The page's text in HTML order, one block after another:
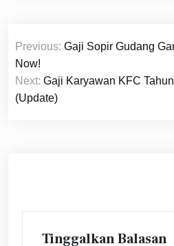
Navigasi
pos
Previous: Gaji Sopir Gudang
Now!
Next: Gaji Karyawan KFC
(Update)
Tinggalkan Balasan